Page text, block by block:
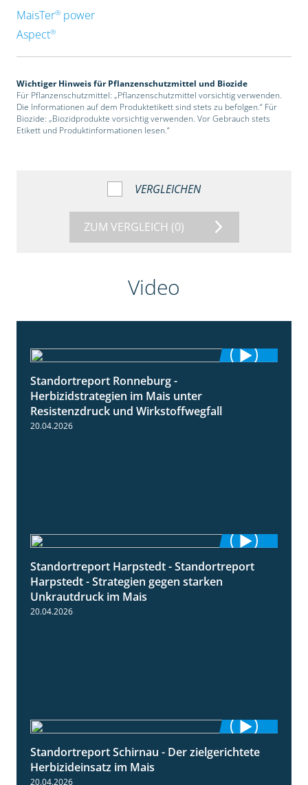
MaisTer®power
Aspect®
Wichtiger Hinweis für Pflanzenschutzmittel und Biozide
Für Pflanzenschutzmittel: „Pflanzenschutzmittel vorsichtig verwenden.
Die Informationen auf dem Produktetikett sind stets zu befolgen.“ Für
Biozide: „Biozidprodukte vorsichtig verwenden. Vor Gebrauch stets
Etikett und Produktinformationen lesen.“
VERGLEICHEN
ZUM VERGLEICH (0)
Video
Standortreport Ronneburg -
Herbizidstrategien im Mais unter
Resistenzdruck und Wirkstoffwegfall
20.04.2026
9:11
Standortreport Harpstedt - Standortreport
Harpstedt - Strategien gegen starken
Unkrautdruck im Mais
20.04.2026
9:27
Standortreport Schirnau - Der zielgerichtete
Herbizideinsatz im Mais
20.04.2026